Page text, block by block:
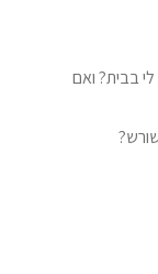
בבית? ואם